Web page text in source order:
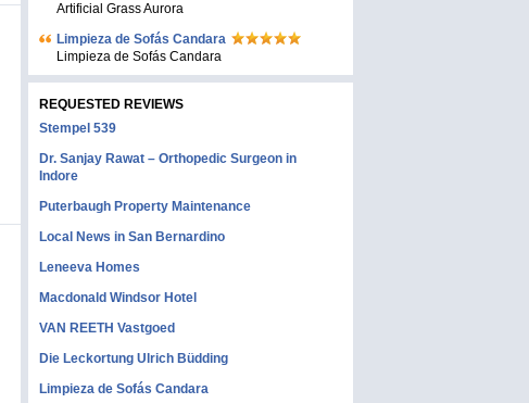
Artificial Grass Aurora
Limpieza de Sofás Candara
Limpieza de Sofás Candara
REQUESTED REVIEWS
Stempel 539
Dr. Sanjay Rawat – Orthopedic Surgeon in
Indore
Puterbaugh Property Maintenance
Local News in San Bernardino
Leneeva Homes
Macdonald Windsor Hotel
VAN REETH Vastgoed
Die Leckortung Ulrich Büdding
Limpieza de Sofás Candara